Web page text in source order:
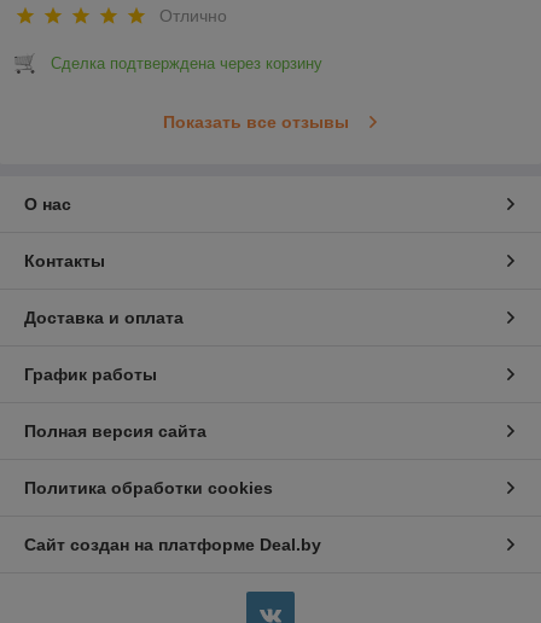
Отлично
Сделка подтверждена через корзину
Показать все отзывы
О нас
Контакты
Доставка и оплата
График работы
Полная версия сайта
Политика обработки cookies
Сайт создан на платформе Deal.by